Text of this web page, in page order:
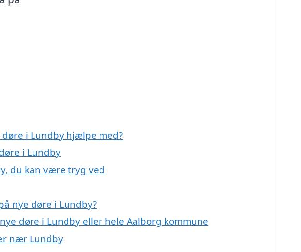
i Lundby hjælpe med?
i Lundby
du kan være tryg ved
nye døre i Lundby?
døre i Lundby eller hele Aalborg kommune
nær Lundby